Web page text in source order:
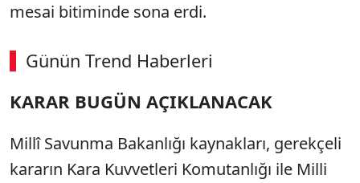
mesai bitiminde sona erdi.
Günün Trend Haberleri
KARAR BUGÜN AÇIKLANACAK
Millî Savunma Bakanlığı kaynakları, gerekçeli
kararın Kara Kuvvetleri Komutanlığı ile Milli